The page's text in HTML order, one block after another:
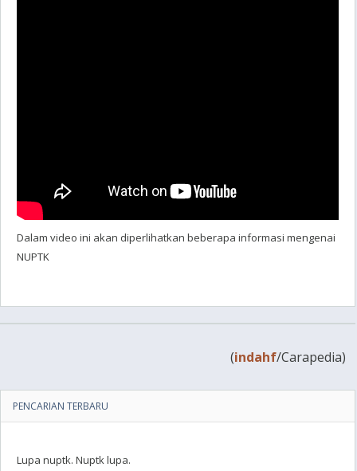
Dalam video ini akan diperlihatkan beberapa informasi mengenai
NUPTK
(indahf/Carapedia)
PENCARIAN TERBARU
Lupa nuptk. Nuptk lupa.